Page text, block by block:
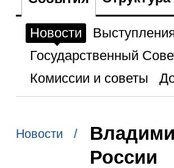
Новости
Государственный
Комиссии и советы
Новости /
России